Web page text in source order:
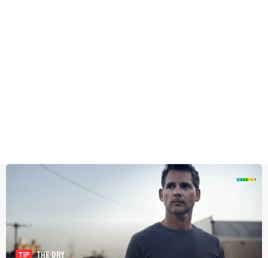
TIP THE DRY